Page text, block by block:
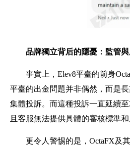
品牌獨立背后的隱憂：監管
事實上，Elev8平臺的前身
平臺的出金問題并非偶然，而是
集體投訴。而這種投訴一直延續
且客服無法提供具體的審核標準
更令人警惕的是，OctaFX及